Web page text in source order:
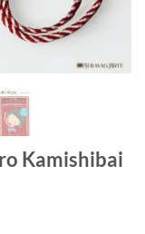
Kamishibai